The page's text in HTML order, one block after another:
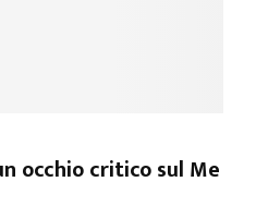
occhio critico sul Me